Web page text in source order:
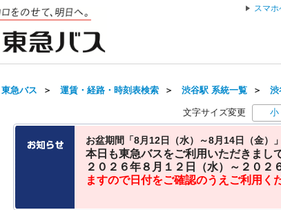
スマホ
東急バス ＞ 運賃・経路・時刻表検索 ＞ 渋谷駅 系統一覧 ＞ 渋
文字サイズ変更 小
お盆期間「8月12日（水）～8月14日（金）
本日も東急バスをご利用いただきまし
２０２６年８月１２日（水）～２０２
ますので日付をご確認のうえご利用く